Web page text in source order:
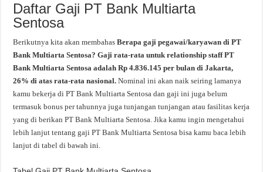
Daftar Gaji PT Bank Multiarta
Sentosa
Berikutnya kita akan membahasBerapa gaji pegawai/karyawan di PT
Bank Multiarta Sentosa? Gaji rata-rata untuk relationship staff PT
Bank Multiarta Sentosa adalah Rp 4.836.145 per bulan di Jakarta,
26% di atas rata-rata nasional.Nominal ini akan naik seiring lamanya
kamu bekerja di PT Bank Multiarta Sentosa dan gaji ini juga belum
termasuk bonus per tahunnya juga tunjangan tunjangan atau fasilitas kerja
yang di berikan PT Bank Multiarta Sentosa. Jika kamu ingin mengetahui
lebih lanjut tentang gaji PT Bank Multiarta Sentosa bisa kamu baca lebih
lanjut di tabel di bawah ini.